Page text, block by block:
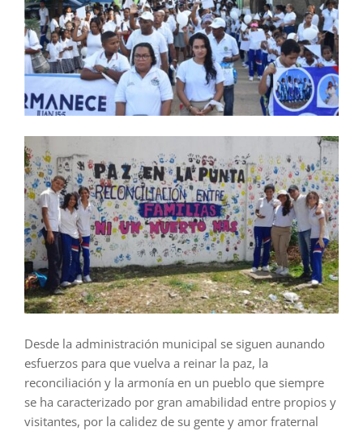
Desde la administración municipal se siguen aunando
esfuerzos para que vuelva a reinar la paz, la
reconciliación y la armonía en un pueblo que siempre
se ha caracterizado por gran amabilidad entre propios y
visitantes, por la calidez de su gente y amor fraternal